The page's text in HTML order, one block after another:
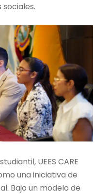
UEES CARE
una iniciativa de
Bajo un modelo de